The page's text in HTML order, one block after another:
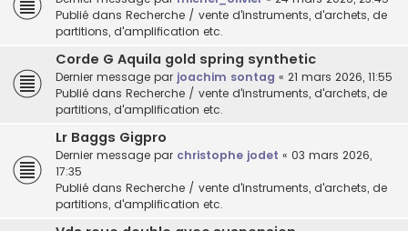
Publié dans Recherche / vente d'instruments, d'archets, de
partitions, d'amplification etc.
Corde G Aquila gold spring synthetic
Dernier message par joachim sontag « 21 mars 2026, 11:55
Publié dans Recherche / vente d'instruments, d'archets, de
partitions, d'amplification etc.
Lr Baggs Gigpro
Dernier message par christophe jodet « 03 mars 2026,
17:35
Publié dans Recherche / vente d'instruments, d'archets, de
partitions, d'amplification etc.